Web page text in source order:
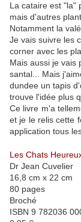
La cataire est "la"
mais d'autres
Notamment la
Je vais suivre les
corner avec les
Mais aussi je vais
santal... Mais
dundee un tapis
trouve l'idée plus
Ce livre m'a
et je le relis cette
application tous
Les Chats
Dr Jean Cuvelier
16,8 cm x 22 cm
80 pages
Broché
ISBN 9 782036